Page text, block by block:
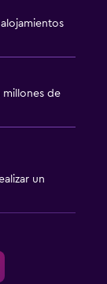
millones de
un